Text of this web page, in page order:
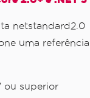
netstandard2.0
uma referência
ou superior